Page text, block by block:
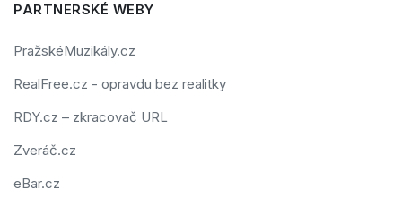
PARTNERSKÉ WEBY
PražskéMuzikály.cz
RealFree.cz - opravdu bez realitky
RDY.cz – zkracovač URL
Zveráč.cz
eBar.cz